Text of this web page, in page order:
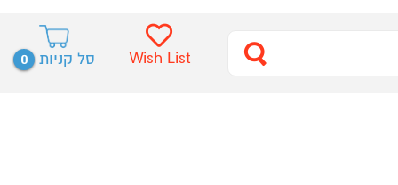
סל קניות 0 Wish List